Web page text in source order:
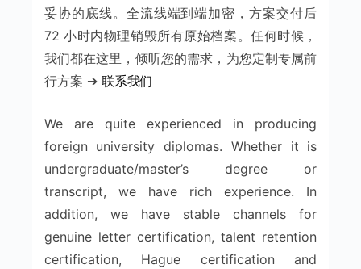
妥协的底线。全流线端到端加密，方案交付后
72 小时内物理销毁所有原始档案。任何时候，
我们都在这里，倾听您的需求，为您定制专属前
行方案 ➔ 联系我们
We are quite experienced in producing
foreign university diplomas. Whether it is
undergraduate/master’s degree or
transcript, we have rich experience. In
addition, we have stable channels for
genuine letter certification, talent retention
certification, Hague certification and